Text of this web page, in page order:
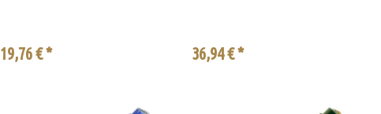
19,76 € * 36,94 € *